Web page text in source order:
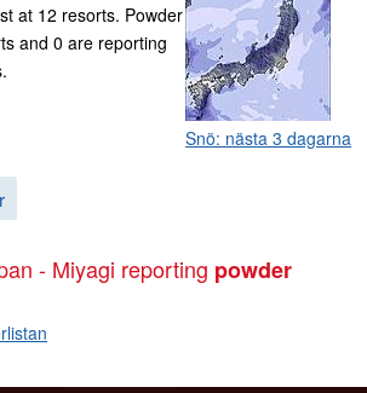
Snö: nästa 3 dagarna
at 12 resorts. Powder
and 0 are reporting
- Miyagi reporting powder